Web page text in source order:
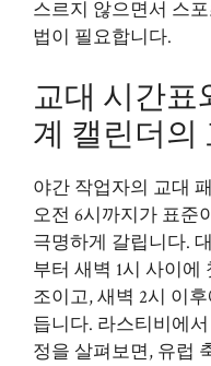
스르지 않으면서 스
법이 필요합니다.
교대 시간표
계 캘린더의
야간 작업자의 교대
오전 6시까지가 표준
극명하게 갈립니다.
부터 새벽 1시 사이
조이고, 새벽 2시 이
듭니다. 라스티비에
정을 살펴보면, 유럽